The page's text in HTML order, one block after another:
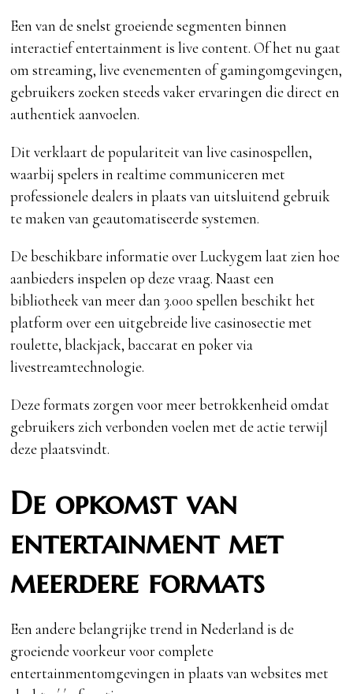
Een van de snelst groeiende segmenten binnen
interactief entertainment is live content. Of het nu gaat
om streaming, live evenementen of gamingomgevingen,
gebruikers zoeken steeds vaker ervaringen die direct en
authentiek aanvoelen.
Dit verklaart de populariteit van live casinospellen,
waarbij spelers in realtime communiceren met
professionele dealers in plaats van uitsluitend gebruik
te maken van geautomatiseerde systemen.
De beschikbare informatie over Luckygem laat zien hoe
aanbieders inspelen op deze vraag. Naast een
bibliotheek van meer dan 3.000 spellen beschikt het
platform over een uitgebreide live casinosectie met
roulette, blackjack, baccarat en poker via
livestreamtechnologie.
Deze formats zorgen voor meer betrokkenheid omdat
gebruikers zich verbonden voelen met de actie terwijl
deze plaatsvindt.
De opkomst van
entertainment met
meerdere formats
Een andere belangrijke trend in Nederland is de
groeiende voorkeur voor complete
entertainmentomgevingen in plaats van websites met